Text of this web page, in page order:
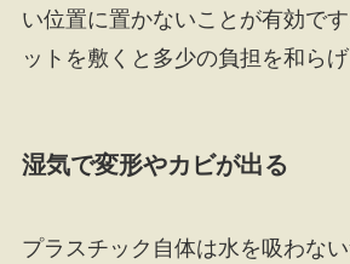
い位置に置かないことが有効で
ットを敷くと多少の負担を和らげ
湿気で変形やカビが出る
プラスチック自体は水を吸わな